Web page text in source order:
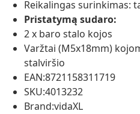
Reikalingas surinkimas:
Pristatymą sudaro:
2 x baro stalo kojos
Varžtai (M5x18mm)
stalviršio
EAN:8721158311719
SKU:4013232
Brand:vidaXL